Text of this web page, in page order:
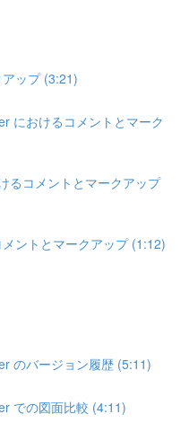
ップ (3:21)
におけるコメントとマーク
るコメントとマークアップ
ントとマークアップ (1:12)
のバージョン履歴 (5:11)
での図面比較 (4:11)